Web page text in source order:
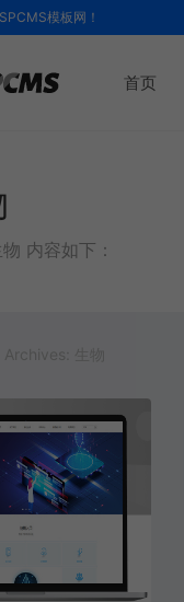
模板网！
首页
内容如下：